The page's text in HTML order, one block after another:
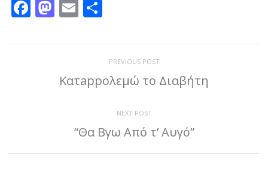
Facebook
Mastodon
Email
PREVIOUS POST
Κατappολεμώ το Διαβήτη
NEXT POST
“Θα Βγω Από τ’ Αυγό”